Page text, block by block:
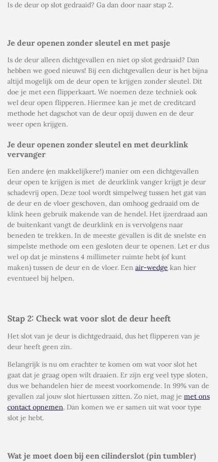
Is de deur op slot gedraaid? Ga dan door naar stap 2.
Je deur openen zonder sleutel en met pasje
Is de deur alleen dichtgevallen en niet op slot gedraaid? Dan
hebben we goed nieuws! Bij een dichtgevallen deur is het bijna
altijd mogelijk om de deur open te krijgen zonder sleutel. Dit
doe je met een flipperkaart. We noemen deze techniek ook
wel deur open flipperen. Hiermee kan je met de creditcard
methode het dagschot van de deur opzij duwen en de deur
weer open krijgen.
Je deur openen zonder sleutel en met deurklink
vervanger
Een andere (en makkelijkere!) manier om een dichtgevallen
deur open te krijgen is met de deurklink vanger krijgt je deur
schadevrij open. Deze tool wordt simpelweg tussen het gat van
de deur en de vloer geschoven, dan omhoog gedraaid om de
klink heen gebruik makende van de hendel. Het ijzerdraad aan
de buitenkant vangt de deurklink en is vervolgens naar
beneden te trekken. In de meeste gevallen is dit de snelste en
simpelste methode om een gesloten deur te openen. Let er dus
wel op dat je minstens 4 millimeter ruimte hebt (of kunt
maken) tussen de deur en de vloer. Een air-wedge kan hier
eventueel bij helpen.
Stap 2: Check wat voor slot de deur heeft
Het slot van je deur is dichtgedraaid, dus het flipperen van je
deur heeft geen zin.
Belangrijk is nu om erachter te komen om wat voor slot het
gaat dat je graag open wilt draaien. Er zijn erg veel type sloten,
dus we behandelen hier de meest voorkomende. In 99% van de
gevallen zal jouw slot hiertussen zitten. Zo niet, mag je met ons
contact opnemen. Dan komen we er samen uit wat voor type
slot je hebt.
Wat je moet doen bij een cilinderslot (pin tumbler)